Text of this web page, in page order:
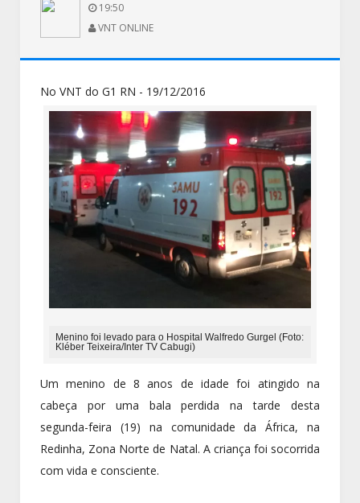
19:50
VNT ONLINE
No VNT do G1 RN - 19/12/2016
Menino foi levado para o Hospital Walfredo Gurgel (Foto:
Kléber Teixeira/Inter TV Cabugi)
Um menino de 8 anos de idade foi atingido na
cabeça por uma bala perdida na tarde desta
segunda-feira (19) na comunidade da África, na
Redinha, Zona Norte de Natal. A criança foi socorrida
com vida e consciente.